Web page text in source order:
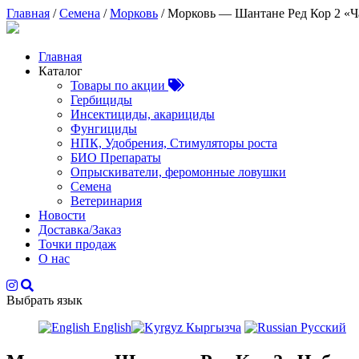
Главная /Семена /Морковь / Морковь — Шантане Ред Кор 2
Главная
Каталог
Товары по акции
Гербициды
Инсектициды, акарициды
Фунгициды
НПК, Удобрения, Стимуляторы роста
БИО Препараты
Опрыскиватели, феромонные ловушки
Семена
Ветеринария
Новости
Доставка/Заказ
Точки продаж
О нас
Выбрать язык
English
Кыргызча Русский